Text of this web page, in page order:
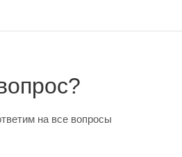
на все вопросы